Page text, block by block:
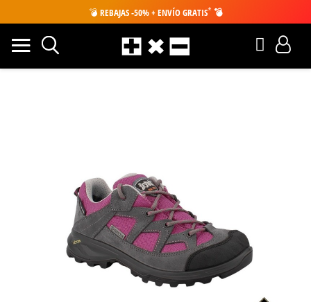
💣 REBAJAS -50% + ENVÍO GRATIS* 💣